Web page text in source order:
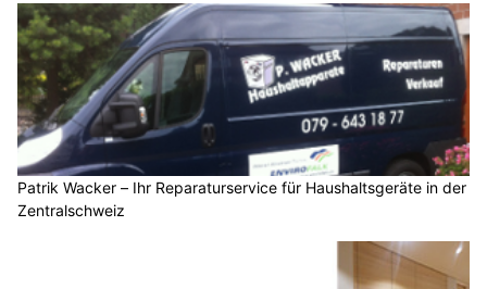
Patrik Wacker – Ihr Reparaturservice für Haushaltsgeräte in der
Zentralschweiz